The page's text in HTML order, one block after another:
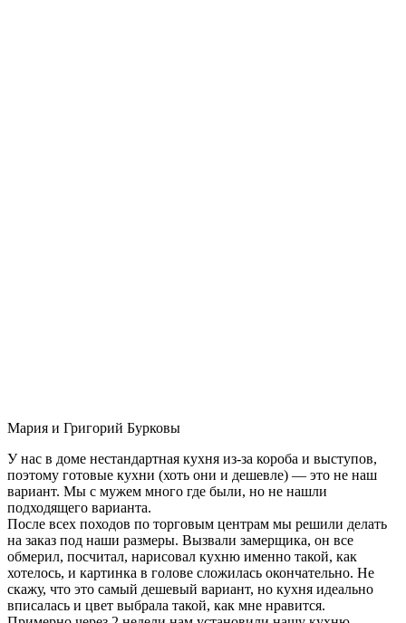
Мария и Григорий Бурковы
У нас в доме нестандартная кухня из-за короба и выступов,
поэтому готовые кухни (хоть они и дешевле) — это не наш
вариант. Мы с мужем много где были, но не нашли
подходящего варианта.
После всех походов по торговым центрам мы решили делать
на заказ под наши размеры. Вызвали замерщика, он все
обмерил, посчитал, нарисовал кухню именно такой, как
хотелось, и картинка в голове сложилась окончательно. Не
скажу, что это самый дешевый вариант, но кухня идеально
вписалась и цвет выбрала такой, как мне нравится.